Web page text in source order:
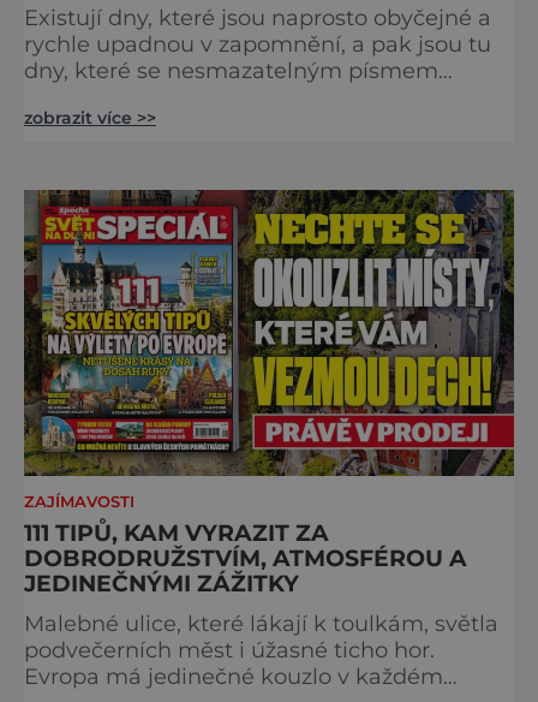
Existují dny, které jsou naprosto obyčejné a
rychle upadnou v zapomnění, a pak jsou tu
dny, které se nesmazatelným písmem
dojde k významnému objevu nebo děsivé
krážem. Je 10. dubna roku 49 př. n. l. a na
břehu říčky Rubikon pronáší Gaius Julius
Caesar svou slavnou vě
zobrazit více >>
ZAJÍMAVOSTI
111 TIPŮ, KAM VYRAZIT ZA
DOBRODRUŽSTVÍM, ATMOSFÉROU A
JEDINEČNÝMI ZÁŽITKY
Malebné ulice, které lákají k toulkám, světla
podvečerních měst i úžasné ticho hor.
Evropa má jedinečné kouzlo v každém